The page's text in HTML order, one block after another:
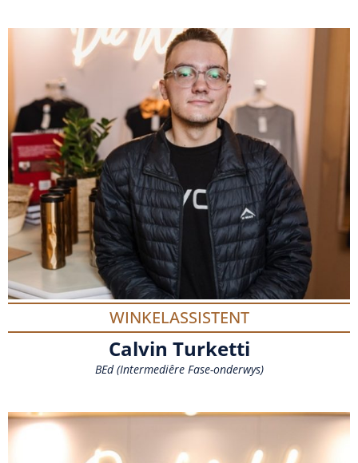
WINKELASSISTENT
Calvin Turketti
BEd (Intermediêre Fase-onderwys)